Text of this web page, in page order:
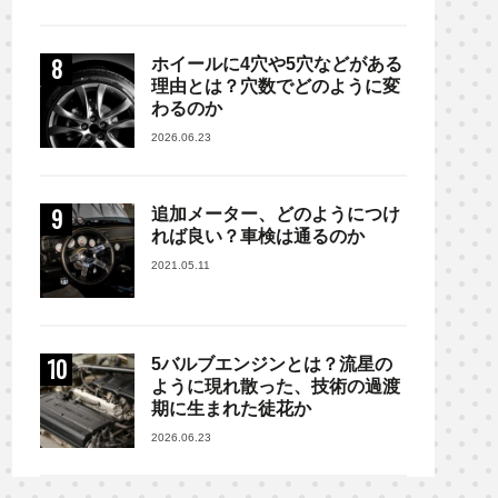
ホイールに4穴や5穴などがある
理由とは？穴数でどのように変
わるのか
2026.06.23
追加メーター、どのようにつけ
れば良い？車検は通るのか
2021.05.11
5バルブエンジンとは？流星の
ように現れ散った、技術の過渡
期に生まれた徒花か
2026.06.23